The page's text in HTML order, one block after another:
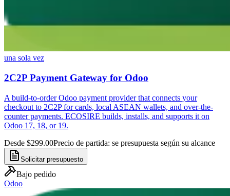
una sola vez
2C2P Payment Gateway for Odoo
A build-to-order Odoo payment provider that connects your
checkout to 2C2P for cards, local ASEAN wallets, and over-the-
counter payments. ECOSIRE builds, installs, and supports it on
Odoo 17, 18, or 19.
Desde $299.00Precio de partida: se presupuesta según su alcance
Solicitar presupuesto
Bajo pedido
Odoo